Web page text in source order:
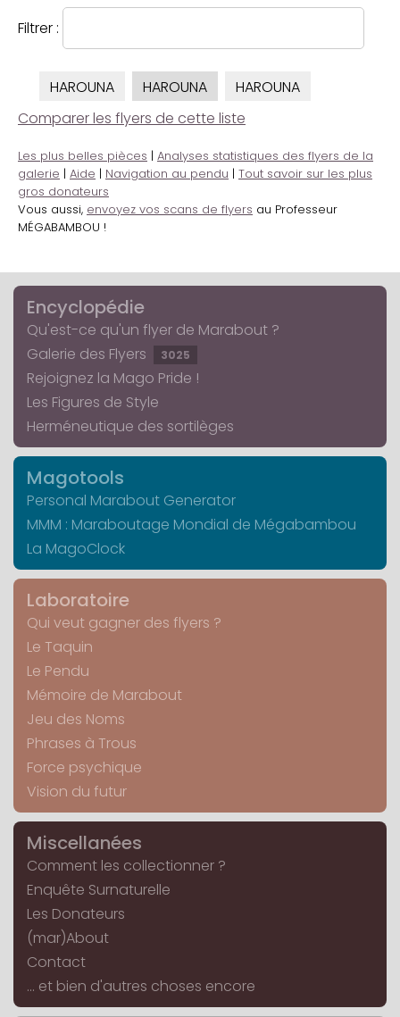
Filtrer :
HAROUNA HAROUNA
HAROUNA
Comparer les flyers de cette liste
Les plus belles pièces | Analyses statistiques des flyers de la
galerie | Aide | Navigation au pendu | Tout savoir sur les plus
gros donateurs
Vous aussi, envoyez vos scans de flyers au Professeur
MÉGABAMBOU !
Encyclopédie
Qu'est-ce qu'un flyer de Marabout ?
Galerie des Flyers
3025
Rejoignez la Mago Pride !
Les Figures de Style
Herméneutique des sortilèges
Magotools
Personal Marabout Generator
MMM : Maraboutage Mondial de Mégabambou
La MagoClock
Laboratoire
Qui veut gagner des flyers ?
Le Taquin
Le Pendu
Mémoire de Marabout
Jeu des Noms
Phrases à Trous
Force psychique
Vision du futur
Miscellanées
Comment les collectionner ?
Enquête Surnaturelle
Les Donateurs
(mar)About
Contact
... et bien d'autres choses encore